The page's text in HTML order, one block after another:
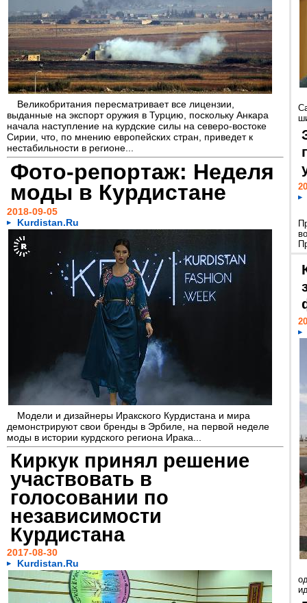
Великобритания пересматривает все лицензии,
выданные на экспорт оружия в Турцию, поскольку Анкара
начала наступление на курдские силы на северо-востоке
Сирии, что, по мнению европейских стран, приведет к
нестабильности в регионе...
Фото-репортаж: Неделя
моды в Курдистане
2018-09-05
Kurdistan.Ru
Модели и дизайнеры Иракского Курдистана и мира
демонстрируют свои бренды в Эрбиле, на первой неделе
моды в истории курдского региона Ирака...
Киркук принял решение
участвовать в
голосовании по
независимости
Курдистана
2017-08-30
Kurdistan.Ru